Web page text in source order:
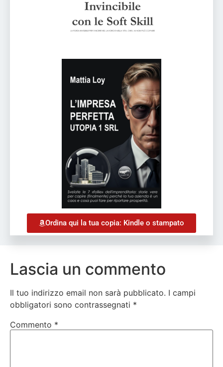
Ordina qui la tua copia: Kindle o stampato
Lascia un commento
Il tuo indirizzo email non sarà pubblicato. I campi
obbligatori sono contrassegnati *
Commento *